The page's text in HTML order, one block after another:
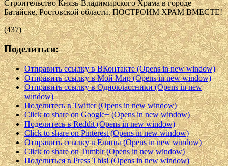
Строительство Князь-Владимирского Храма в городе
Батайске, Ростовской области.ПОСТРОИМ ХРАМ ВМЕСТЕ!
(437)
Поделиться:
Отправить ссылку в ВКонтакте (Opens in new window)
Отправить ссылку в Мой Мир (Opens in new window)
Отправить ссылку в Одноклассники (Opens in new
window)
Поделитесь в Twitter (Opens in new window)
Click to share on Google+ (Opens in new window)
Поделитесь в Reddit (Opens in new window)
Click to share on Pinterest (Opens in new window)
Отправить ссылку в Елицы (Opens in new window)
Click to share on Tumblr (Opens in new window)
Поделиться в Press This! (Opens in new window)